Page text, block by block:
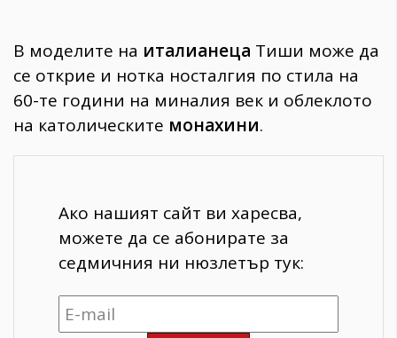
В моделите на италианеца Тиши може да
се открие и нотка носталгия по стила на
60-те години на миналия век и облеклото
на католическите монахини.
Ако нашият сайт ви харесва,
можете да се абонирате за
седмичния ни нюзлетър тук: